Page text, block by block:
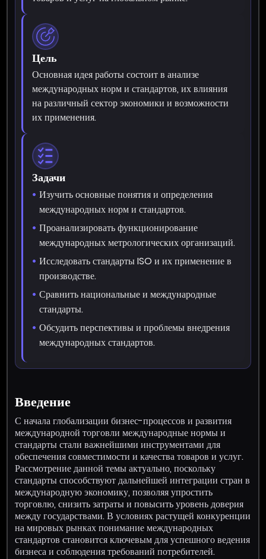
Цель
Основная идея работы состоит в анализе
международных норм и стандартов, их влияния
на различный сектор экономики и возможности
их применения.
Задачи
Изучить основные понятия и определения
международных норм и стандартов.
Проанализировать функционирование
международных метрологических организаций.
Исследовать стандарты ISO и их применение в
производстве.
Сравнить национальные и международные
стандарты.
Обсудить перспективы и проблемы внедрения
международных стандартов.
Введение
С начала глобализации бизнес-процессов и развития
международной торговли международные нормы и
стандарты стали важнейшими инструментами для
обеспечения совместимости и качества товаров и услуг.
Рассмотрение данной темы актуально, поскольку
стандарты способствуют дальнейшей интеграции стран в
международную экономику, позволяя упростить
торговлю, снизить затраты и повысить уровень доверия
между государствами. В условиях растущей конкуренции
на мировых рынках понимание международных
стандартов становится ключевым для успешного ведения
бизнеса и соблюдения требований потребителей.